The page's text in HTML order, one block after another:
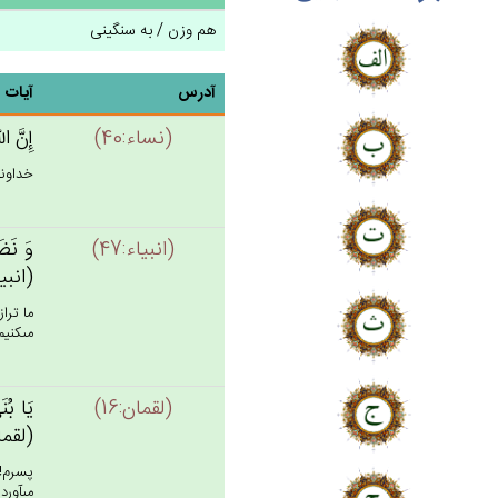
هم وزن / به سنگینی
آدرس آیات
(نساء:40) إِن‌َّ
(انبياء:47)
وَ
ما
(لقمان:16)
يَا